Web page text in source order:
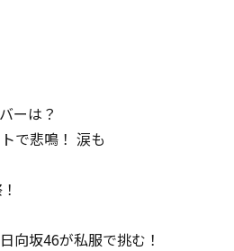
ーは？
で悲鳴！ 涙も
向坂46が私服で挑む！